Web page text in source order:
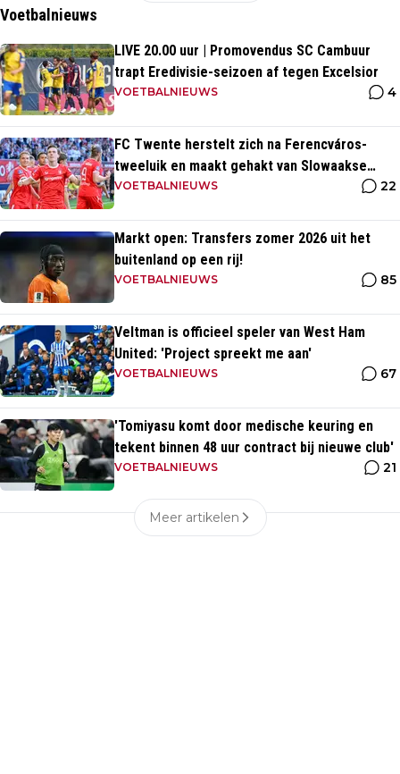
Voetbalnieuws
LIVE 20.00 uur | Promovendus SC Cambuur
trapt Eredivisie-seizoen af tegen Excelsior
VOETBALNIEUWS 4
FC Twente herstelt zich na Ferencváros-
tweeluik en maakt gehakt van Slowaakse
opponent
VOETBALNIEUWS 22
Markt open: Transfers zomer 2026 uit het
buitenland op een rij!
VOETBALNIEUWS 85
Veltman is officieel speler van West Ham
United: 'Project spreekt me aan'
VOETBALNIEUWS 67
'Tomiyasu komt door medische keuring en
tekent binnen 48 uur contract bij nieuwe club'
VOETBALNIEUWS 21
Meer artikelen